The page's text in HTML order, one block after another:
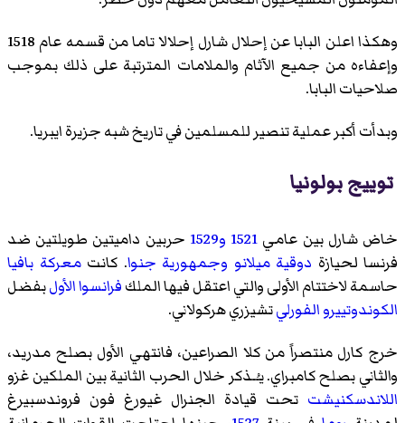
وهكذا اعلن البابا عن إحلال شارل إحلالا تاما من قسمه عام 1518
وإعفاءه من جميع الآثام والملامات المترتبة على ذلك بموجب
صلاحيات البابا.
وبدأت أكبر عملية تنصير للمسلمين في تاريخ شبه جزيرة ايبريا.
توييج بولونيا
خاض شارل بين عامي 1521 و1529
حربين داميتين طويلتين ضد
فرنسا لحيازة دوقية ميلانو وجمهورية جنوا. كانتمعركة بافيا
حاسمة لاختتام الأولى والتي اعتقل فيها الملكفرانسوا الأولبفضل
الكوندوتييروالفورليتشيزري هركولاني.
خرج كارل منتصراً من كلا الصراعين، فانتهي الأولبصلح مدريد،
والثانيبصلح كامبراي. يـُـذكر خلال الحرب الثانية بين الملكين غزو
اللاندسكنيشت تحت قيادة الجنرال غيورغ فون فروندسبيرغ